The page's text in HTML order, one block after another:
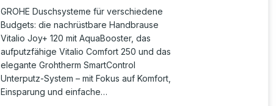
GROHE Duschsysteme für verschiedene
Budgets: die nachrüstbare Handbrause
Vitalio Joy+ 120 mit AquaBooster, das
aufputzfähige Vitalio Comfort 250 und das
elegante Grohtherm SmartControl
Unterputz-System – mit Fokus auf Komfort,
Einsparung und einfache…